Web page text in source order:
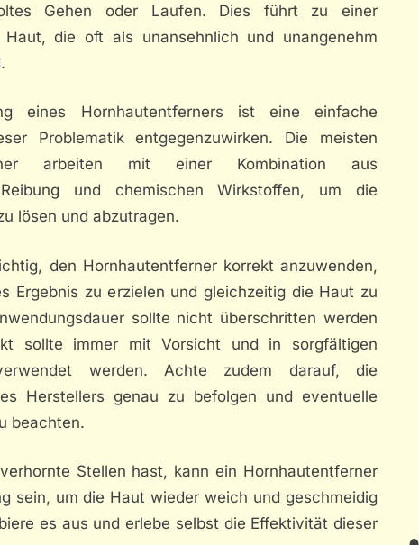
Gehen oder Laufen. Dies führt zu einer
Haut, die oft als unansehnlich und unangenehm
eines Hornhautentferners ist eine einfache
Problematik entgegenzuwirken. Die meisten
arbeiten mit einer Kombination aus
und chemischen Wirkstoffen, um die
lösen und abzutragen.
den Hornhautentferner korrekt anzuwenden,
Ergebnis zu erzielen und gleichzeitig die Haut zu
sollte nicht überschritten werden
sollte immer mit Vorsicht und in sorgfältigen
werden. Achte zudem darauf, die
Herstellers genau zu befolgen und eventuelle
beachten.
Stellen hast, kann ein Hornhautentferner
sein, um die Haut wieder weich und geschmeidig
es aus und erlebe selbst die Effektivität dieser